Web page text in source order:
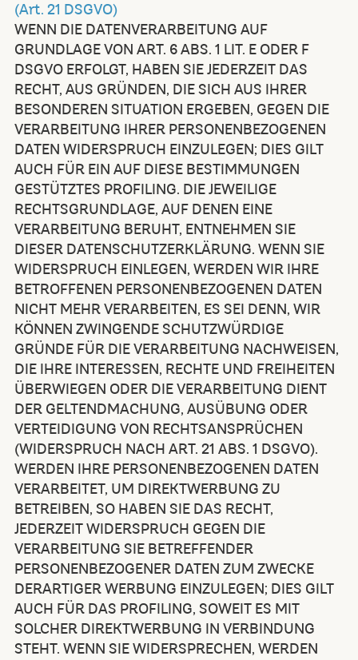
(Art. 21 DSGVO)
WENN DIE DATENVERARBEITUNG AUF
GRUNDLAGE VON ART. 6 ABS. 1 LIT. E ODER F
DSGVO ERFOLGT, HABEN SIE JEDERZEIT DAS
RECHT, AUS GRÜNDEN, DIE SICH AUS IHRER
BESONDEREN SITUATION ERGEBEN, GEGEN DIE
VERARBEITUNG IHRER PERSONENBEZOGENEN
DATEN WIDERSPRUCH EINZULEGEN; DIES GILT
AUCH FÜR EIN AUF DIESE BESTIMMUNGEN
GESTÜTZTES PROFILING. DIE JEWEILIGE
RECHTSGRUNDLAGE, AUF DENEN EINE
VERARBEITUNG BERUHT, ENTNEHMEN SIE
DIESER DATENSCHUTZERKLÄRUNG. WENN SIE
WIDERSPRUCH EINLEGEN, WERDEN WIR IHRE
BETROFFENEN PERSONENBEZOGENEN DATEN
NICHT MEHR VERARBEITEN, ES SEI DENN, WIR
KÖNNEN ZWINGENDE SCHUTZWÜRDIGE
GRÜNDE FÜR DIE VERARBEITUNG NACHWEISEN,
DIE IHRE INTERESSEN, RECHTE UND FREIHEITEN
ÜBERWIEGEN ODER DIE VERARBEITUNG DIENT
DER GELTENDMACHUNG, AUSÜBUNG ODER
VERTEIDIGUNG VON RECHTSANSPRÜCHEN
(WIDERSPRUCH NACH ART. 21 ABS. 1 DSGVO).
WERDEN IHRE PERSONENBEZOGENEN DATEN
VERARBEITET, UM DIREKTWERBUNG ZU
BETREIBEN, SO HABEN SIE DAS RECHT,
JEDERZEIT WIDERSPRUCH GEGEN DIE
VERARBEITUNG SIE BETREFFENDER
PERSONENBEZOGENER DATEN ZUM ZWECKE
DERARTIGER WERBUNG EINZULEGEN; DIES GILT
AUCH FÜR DAS PROFILING, SOWEIT ES MIT
SOLCHER DIREKTWERBUNG IN VERBINDUNG
STEHT. WENN SIE WIDERSPRECHEN, WERDEN